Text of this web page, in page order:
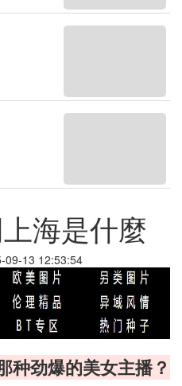
海是什麼
09-13 12:53:54
劲爆的美女主播？